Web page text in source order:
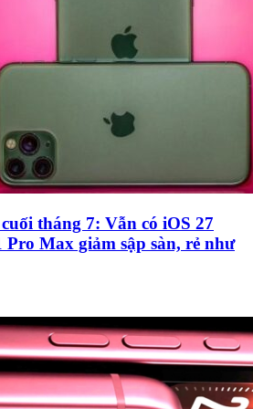
tháng 7: Vẫn có iOS 27
Pro Max giảm sập sàn, rẻ như